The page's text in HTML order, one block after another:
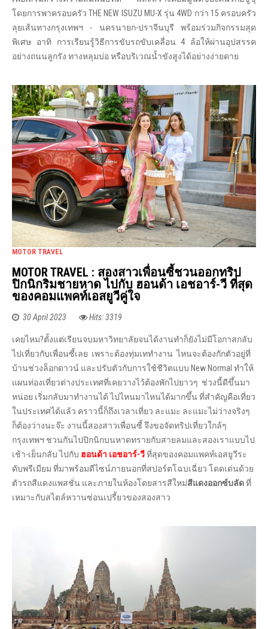
โดยการพาครอบครัว THE NEW ISUZU MU-X รุ่น 4WD กว่า 15 ครอบครัว
ลุยเส้นทางกรุงเทพฯ - นครนายก-ปราจีนบุรี พร้อมร่วมกิจกรรมสุด
พิเศษ อาทิ การเรียนรู้วิธีการขับรถขับเคลื่อน 4 ล้อให้ผ่านอุปสรรค
อย่างถนนลูกรัง ทางหลุมบ่อ หรือบริเวณน้ำขังสูงได้อย่างง่ายดาย
MOTOR TRAVEL
MOTOR TRAVEL : สองสาวเพื่อนซี้ชวนออกทริป
ปิกนิกริมชายหาด ไปกับ ฮอนด้า เอชอาร์-วี ที่สุด
ของคอมแพคท์เอสยูวีคู่ใจ
30 April 2023 Hits: 3319
เคยไหม?ตั้งแต่เรียนจบมหาวิทยาลัยจนได้งานทำก็ยังไม่มีโอกาสกลับ
ไปเที่ยวกับเพื่อนซี้เลย เพราะต้องทุ่มเททำงาน ไหนจะต้องกักตัวอยู่ที่
บ้านช่วงล็อกดาวน์ และปรับตัวกับการใช้ชีวิตแบบ New Normal ทำให้
แผนท่องเที่ยวต่างประเทศที่เคยวางไว้ต้องพักไปยาวๆ ช่วงนี้ดีขึ้นมา
หน่อย เริ่มกลับมาทำงานได้ ไปไหนมาไหนได้มากขึ้น ที่สำคัญคือเที่ยว
ในประเทศได้แล้ว คราวนี้ก็ถึงเวลาเที่ยว ละแมะ ละแมะไม่ว่างจริงๆ
ก็ต้องว่างนะจ๊ะ งานนี้สองสาวเพื่อนซี้ จึงขอจัดทริปเที่ยวใกล้ๆ
กรุงเทพฯ ชวนกันไปปิกนิกบนหาดทรายกับสายลมและสองเราแบบไป
เช้า-เย็นกลับ ไปกับ ฮอนด้า เอชอาร์-วีที่สุดของคอมแพคท์เอสยูวีระ
ดับพรีเมียม ที่มาพร้อมดีไซน์ภายนอกที่สปอร์ตโฉบเฉี่ยว โดดเด่นด้วย
ตัวรถสีแดงแพสชั่น และภายในห้องโดยสารสีใหม่สีแดงออกซ์บลัดที่
เหมาะกับสไตล์หวานซ่อนเปรี้ยวของสองสาว